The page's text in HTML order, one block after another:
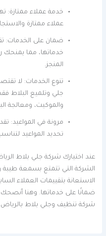
خدمة عملاء ممتازة:
عملاء ممتازة
ضمان على الخدمات:
خدماتها، مما يمنحك
المنجز.
تنوع الخدمات: لا
جلي وتلميع البلاط
والموكيت، ومعالجة
مرونة في المواعيد:
تحديد المواعيد
عند اختيارك شركة جلي بلاط
الشركة التي تتمتع بسمعة طيبة
الاستعانة بتقييمات العملاء
ضمانًا على خدماتها. وهنا
شركة تنظيف وجلي بلاط بالرياض.